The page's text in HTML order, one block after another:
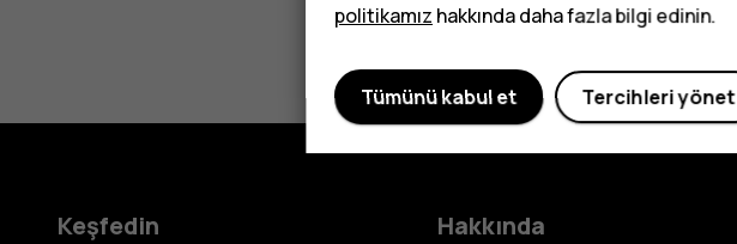
Evet
Keşfedin
Hakkında
politikamız hakkında daha fazla bilgi edinin.
Tercihleri yönet
Tümünü kabul et